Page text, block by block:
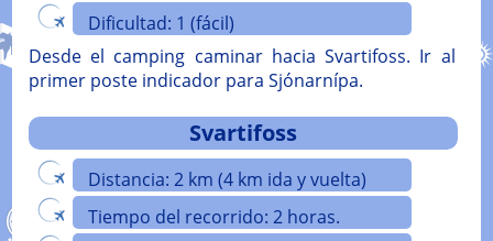
Dificultad: 1 (fácil)
Desde el camping caminar hacia Svartifoss. Ir al
primer poste indicador para Sjónarnípa.
Svartifoss
Distancia: 2 km (4 km ida y vuelta)
Tiempo del recorrido: 2 horas.